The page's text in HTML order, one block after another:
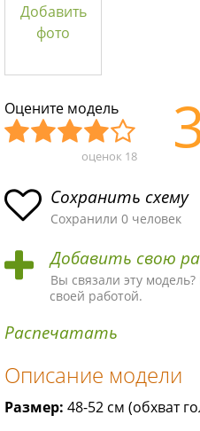
Добавить
фото
Оцените модель
асн
ая
ма
пло
хая
ма
ыч
ная
ма
Хор
ая
ма
Отл
ая
ма!
оценок 18
Сохранить схему
Сохранили 0 человек
Добавить свою
Вы связали эту
своей работой.
Распечатать
Описание модели
Размер: 48-52 см (обхват